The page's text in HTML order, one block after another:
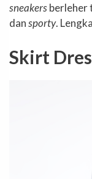
sneakersberleher
dansporty.
Skirt